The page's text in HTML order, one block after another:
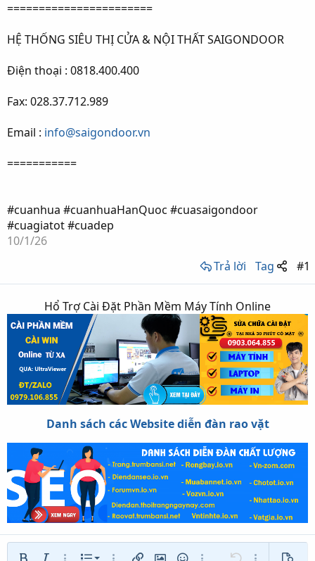
=======================
HỆ THỐNG SIÊU THỊ CỬA & NỘI THẤT SAIGONDOOR
Điện thoại : 0818.400.400
Fax: 028.37.712.989
Email : info@saigondoor.vn
===========
#cuanhua #cuanhuaHanQuoc #cuasaigondoor
#cuagiatot #cuadep
10/1/26
Trả lời
Tag #1
Hổ Trợ Cài Đặt Phần Mềm Máy Tính Online
Danh sách các Website diễn đàn rao vặt